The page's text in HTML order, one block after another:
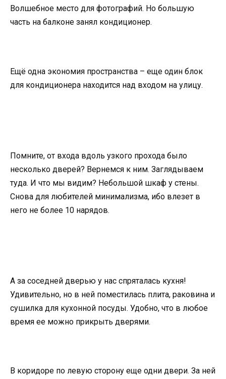
Волшебное место для фотографий. Но большую
часть на балконе занял кондиционер.
Ещё одна экономия пространства – еще один блок
для кондиционера находится над входом на улицу.
Помните, от входа вдоль узкого прохода было
несколько дверей? Вернемся к ним. Заглядываем
туда. И что мы видим? Небольшой шкаф у стены.
Снова для любителей минимализма, ибо влезет в
него не более 10 нарядов.
А за соседней дверью у нас спряталась кухня!
Удивительно, но в ней поместилась плита, раковина и
сушилка для кухонной посуды. Удобно, что в любое
время ее можно прикрыть дверями.
В коридоре по левую сторону еще одни двери. За ней